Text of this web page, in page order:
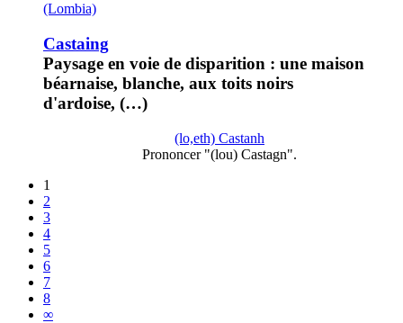
(Lombia)
Castaing
Paysage en voie de disparition : une maison
béarnaise, blanche, aux toits noirs
d'ardoise, (…)
(lo,eth) Castanh
Prononcer "(lou) Castagn".
1
2
3
4
5
6
7
8
∞